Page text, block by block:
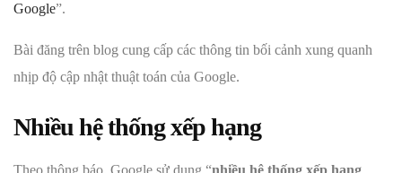
Google”.
Bài đăng trên blog cung cấp các thông tin bối cảnh xung quanh
nhịp độ cập nhật thuật toán của Google.
Nhiều hệ thống xếp hạng